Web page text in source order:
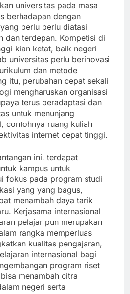
universitas pada masa
berhadapan dengan
perlu perlu diatasi
dan terdepan. Kompetisi di
kian ketat, baik negeri
universitas perlu berinovasi
dan metode
itu, perubahan cepat sekali
mengharuskan organisasi
terus beradaptasi dan
untuk menunjang
contohnya ruang kuliah
internet cepat tinggi.
ini, terdapat
kampus untuk
fokus pada program studi
yang yang bagus,
menambah daya tarik
Kerjasama internasional
pelajar pun merupakan
rangka memperluas
kualitas pengajaran,
internasional bagi
program riset
menambah citra
negeri serta